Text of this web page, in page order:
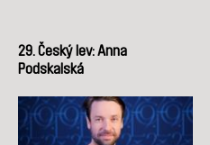
29. Český lev: Anna
Podskalská